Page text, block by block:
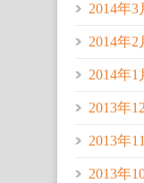
2014年3
2014年2
2014年1
2013年
2013年
2013年